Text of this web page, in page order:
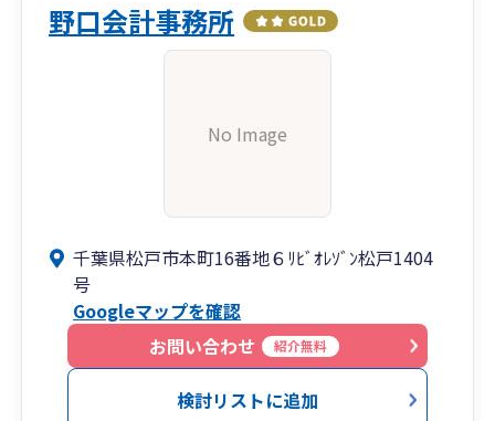
野口会計事務所
No Image
千葉県松戸市本町16番地６ﾘﾋﾞｵﾚｿﾞﾝ松戸1404
号
Googleマップを確認
お問い合わせ
紹介無料
検討リストに追加